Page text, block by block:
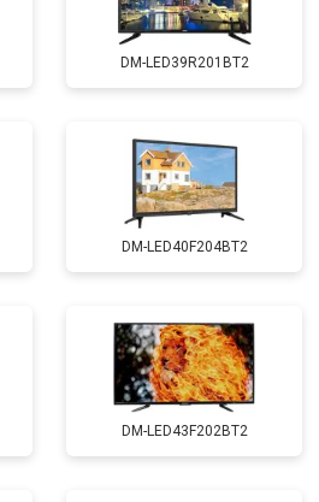
DM-LED39R201BT2
DM-LED40F204BT2
DM-LED43F202BT2